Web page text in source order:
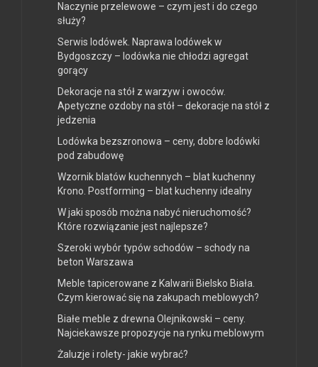
Naczynie przelewowe – czym jest i do czego
służy?
Serwis lodówek. Naprawa lodówek w
Bydgoszczy – lodówka nie chłodzi agregat
gorący
Dekoracje na stół z warzyw i owoców.
Apetyczne ozdoby na stół – dekoracje na stół z
jedzenia
Lodówka bezszronowa – ceny, dobre lodówki
pod zabudowę
Wzornik blatów kuchennych – blat kuchenny
Krono. Postforming – blat kuchenny idealny
W jaki sposób można nabyć nieruchomość?
Które rozwiązanie jest najlepsze?
Szeroki wybór typów schodów – schody na
beton Warszawa
Meble tapicerowane z Kalwarii Bielsko Biała.
Czym kierować się na zakupach meblowych?
Białe meble z drewna Olejnikowski – ceny.
Najciekawsze propozycje na rynku meblowym
Żaluzje i rolety- jakie wybrać?